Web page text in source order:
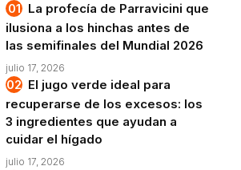
La profecía de Parravicini que
ilusiona a los hinchas antes de
las semifinales del Mundial 2026
julio 17, 2026
El jugo verde ideal para
recuperarse de los excesos: los
3 ingredientes que ayudan a
cuidar el hígado
julio 17, 2026